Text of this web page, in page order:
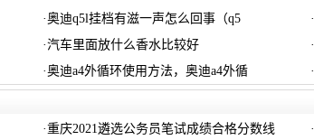
·奥迪q5l挂档有滋一声怎么回事（q5 ·
·汽车里面放什么香水比较好 ·
·奥迪a4外循环使用方法，奥迪a4外循 ·
·重庆2021遴选公务员笔试成绩合格分数线 ·